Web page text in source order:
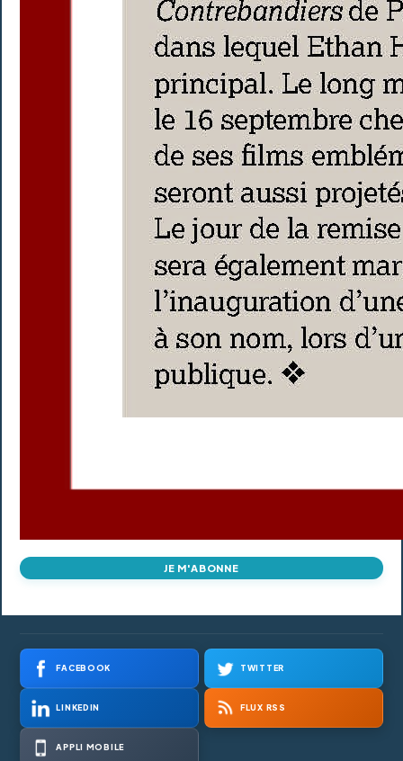
JE M'ABONNE
FACEBOOK TWITTER
LINKEDIN FLUX RSS
APPLI MOBILE